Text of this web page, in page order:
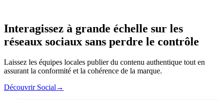
Interagissez à grande échelle sur les
réseaux sociaux sans perdre le contrôle
Laissez les équipes locales publier du contenu authentique tout en
assurant la conformité et la cohérence de la marque.
Découvrir Social →